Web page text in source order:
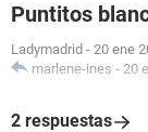
Puntitos
Ladymadrid - 20 ene
marlene-ines - 20
2 respuestas